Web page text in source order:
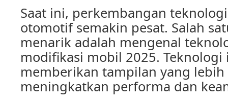
Saat ini, perkembangan
otomotif semakin pesat. Salah
menarik adalah mengenal
modifikasi mobil 2025.
memberikan tampilan yang
meningkatkan performa dan